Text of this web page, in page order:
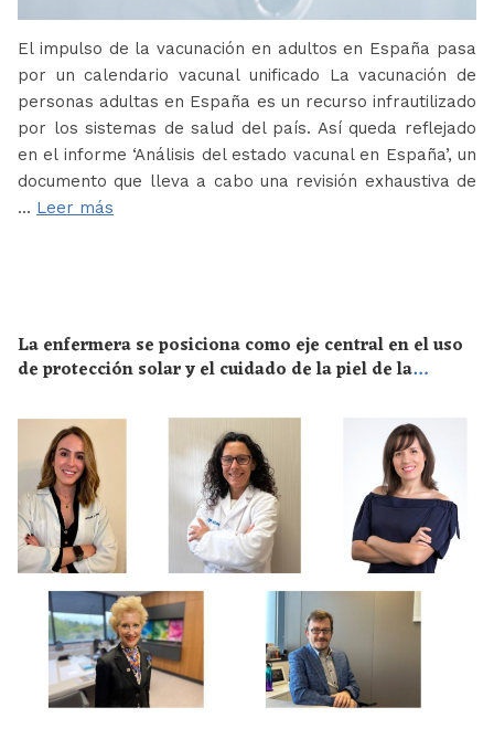
El impulso de la vacunación en adultos en España pasa
por un calendario vacunal unificado La vacunación de
personas adultas en España es un recurso infrautilizado
por los sistemas de salud del país. Así queda reflejado
en el informe ‘Análisis del estado vacunal en España’, un
documento que lleva a cabo una revisión exhaustiva de
… Leer más
La enfermera se posiciona como eje central en el uso
de protección solar y el cuidado de la piel de la